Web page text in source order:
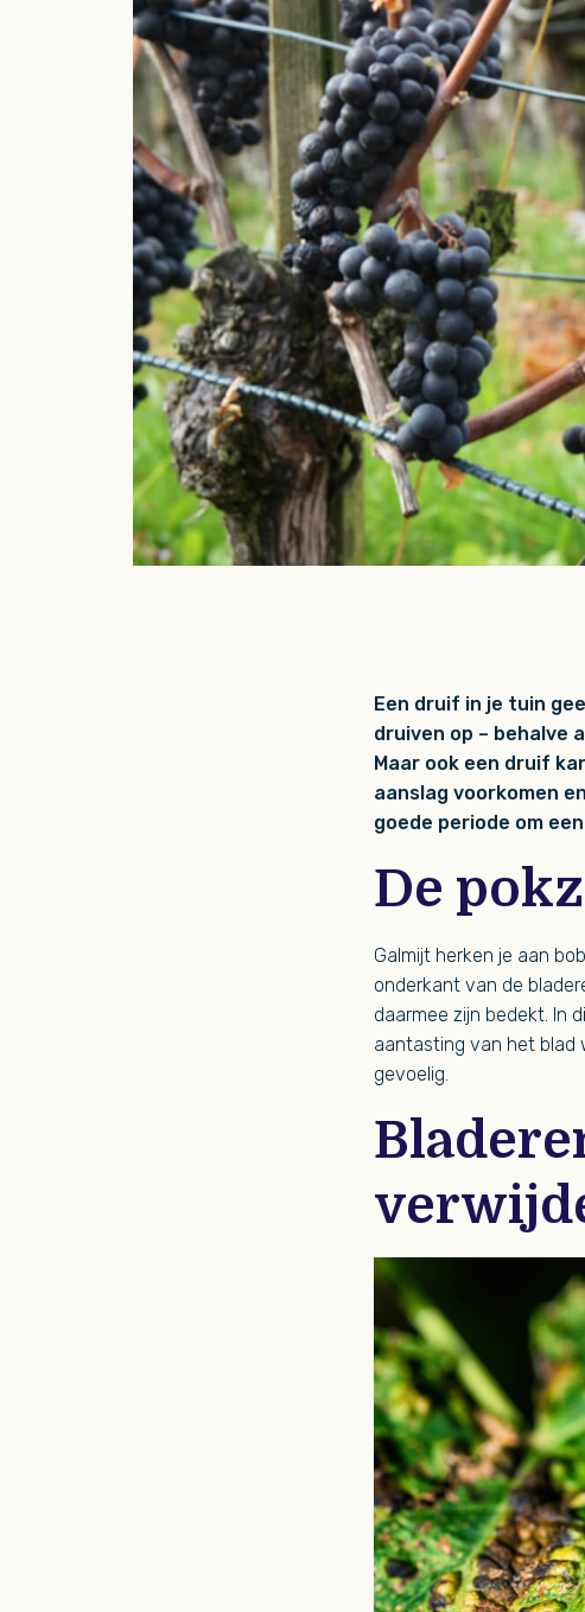
Een druif in je tuin
druiven op – behalve
Maar ook een druif
aanslag voorkomen
goede periode om
De
Galmijt herken je aan
onderkant van de
daarmee zijn bedekt. In
aantasting van het blad
gevoelig.